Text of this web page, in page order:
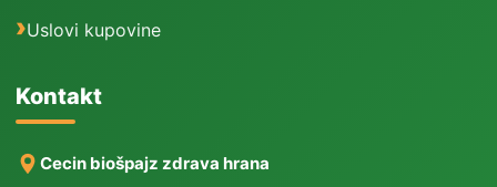
Uslovi kupovine
Kontakt
Cecin biošpajz zdrava hrana